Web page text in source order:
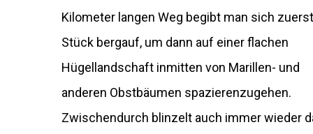
Kilometer langen Weg begibt man sich
Stück bergauf, um dann auf einer flachen
Hügellandschaft inmitten von Marillen- und
anderen Obstbäumen spazierenzugehen.
Zwischendurch blinzelt auch immer wieder